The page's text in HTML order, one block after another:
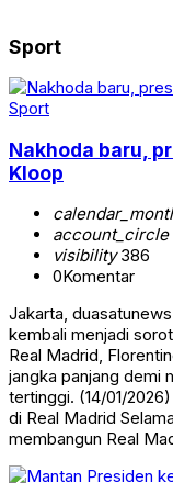
Sport
Sport
Nakhoda baru,
Kloop
account_circle
visibility386
0Komentar
Jakarta,
kembali menjadi
Real Madrid,
jangka panjang demi
tertinggi. (14/01/
di Real Madrid
membangun Real